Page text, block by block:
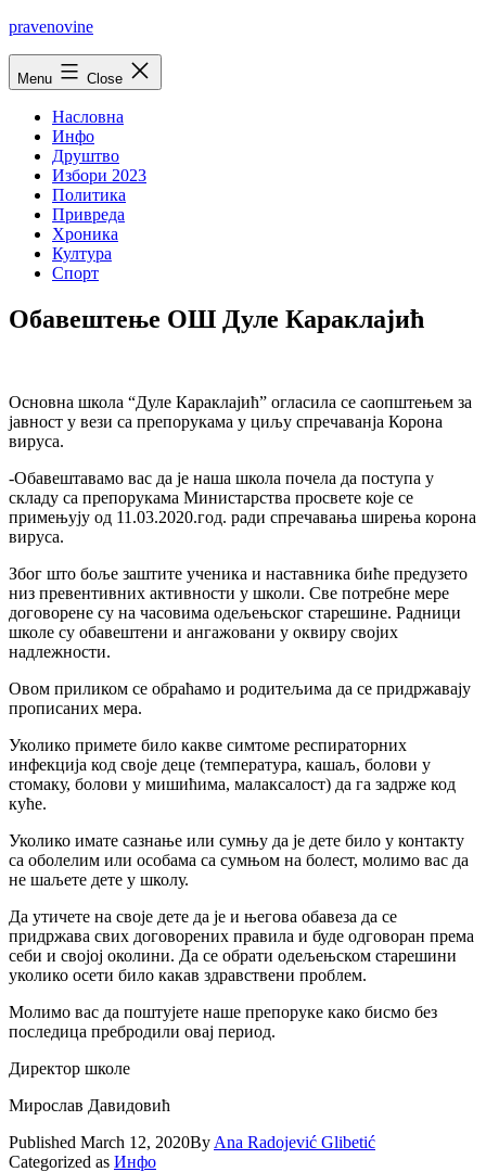
Skip
pravenovine
Menu Close
Насловна
Инфо
Друштво
Избори 2023
Политика
Привреда
Хроника
Култура
Спорт
Обавештење ОШ Дуле Караклајић
Основна школа “Дуле Караклајић” огласила се саопштењем за
јавност у вези са препорукама у циљу спречаванја Корона
вируса.
-Обавештавамо вас да је наша школа почела да поступа у
складу са препорукама Министарства просвете које се
примењују од 11.03.2020.год. ради спречавања ширења корона
вируса.
Због што боље заштите ученика и наставника биће предузето
низ превентивних активности у школи. Све потребне мере
договорене су на часовима одељењског старешине. Радници
школе су обавештени и ангажовани у оквиру својих
надлежности.
Овом приликом се обраћамо и родитељима да се придржавају
прописаних мера.
Уколико примете било какве симтоме респираторних
инфекција код своје деце (температура, кашаљ, болови у
стомаку, болови у мишићима, малаксалост) да га задрже код
куће.
Уколико имате сазнање или сумњу да је дете било у контакту
са оболелим или особама са сумњом на болест, молимо вас да
не шаљете дете у школу.
Да утичете на своје дете да је и његова обавеза да се
придржава свих договорених правила и буде одговоран према
себи и својој околини. Да се обрати одељењском старешини
уколико осети било какав здравствени проблем.
Молимо вас да поштујете наше препоруке како бисмо без
последица пребродили овај период.
Директор школе
Мирослав Давидовић
Published March 12, 2020By Ana Radojević Glibetić
Categorized as Инфо